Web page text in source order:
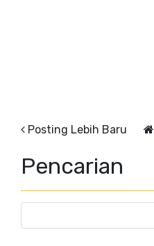
Posting Lebih Baru
Pencarian